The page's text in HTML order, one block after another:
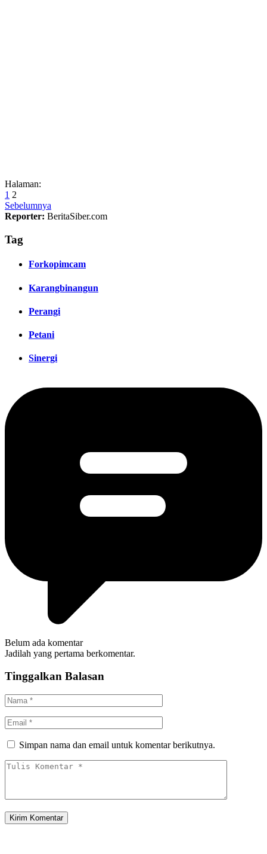
Halaman:
1 2
Sebelumnya
Reporter: BeritaSiber.com
Tag
Forkopimcam
Karangbinangun
Perangi
Petani
Sinergi
Belum ada komentar
Jadilah yang pertama berkomentar.
Tinggalkan Balasan
Simpan nama dan email untuk komentar berikutnya.